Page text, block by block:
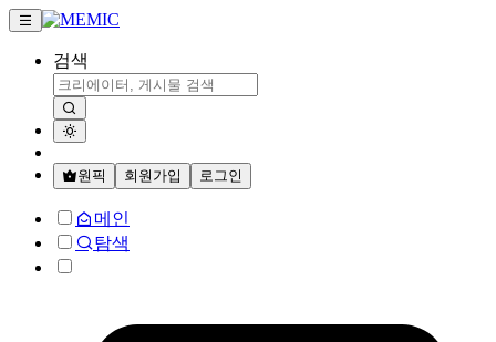
검색
원픽 회원가입 로그인
메인
탐색